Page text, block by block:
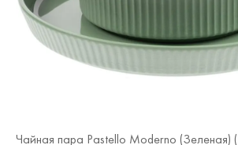
Чайная пара Pastello Moderno (Зеленая) (